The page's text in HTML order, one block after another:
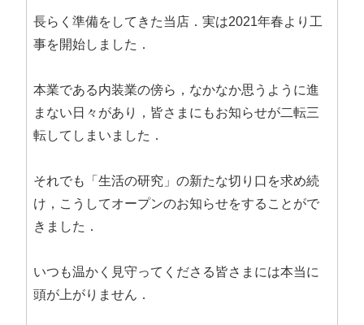
長らく準備をしてきた当店．実は2021年春より工
事を開始しました．
本業である内装業の傍ら，なかなか思うように進
まない日々があり，皆さまにもお知らせが二転三
転してしまいました．
それでも「生活の研究」の新たな切り口を求め続
け，こうしてオープンのお知らせをすることがで
きました．
いつも温かく見守ってくださる皆さまには本当に
頭が上がりません．